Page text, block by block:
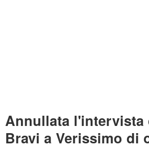
Annullata l'intervista
Bravi a Verissimo di